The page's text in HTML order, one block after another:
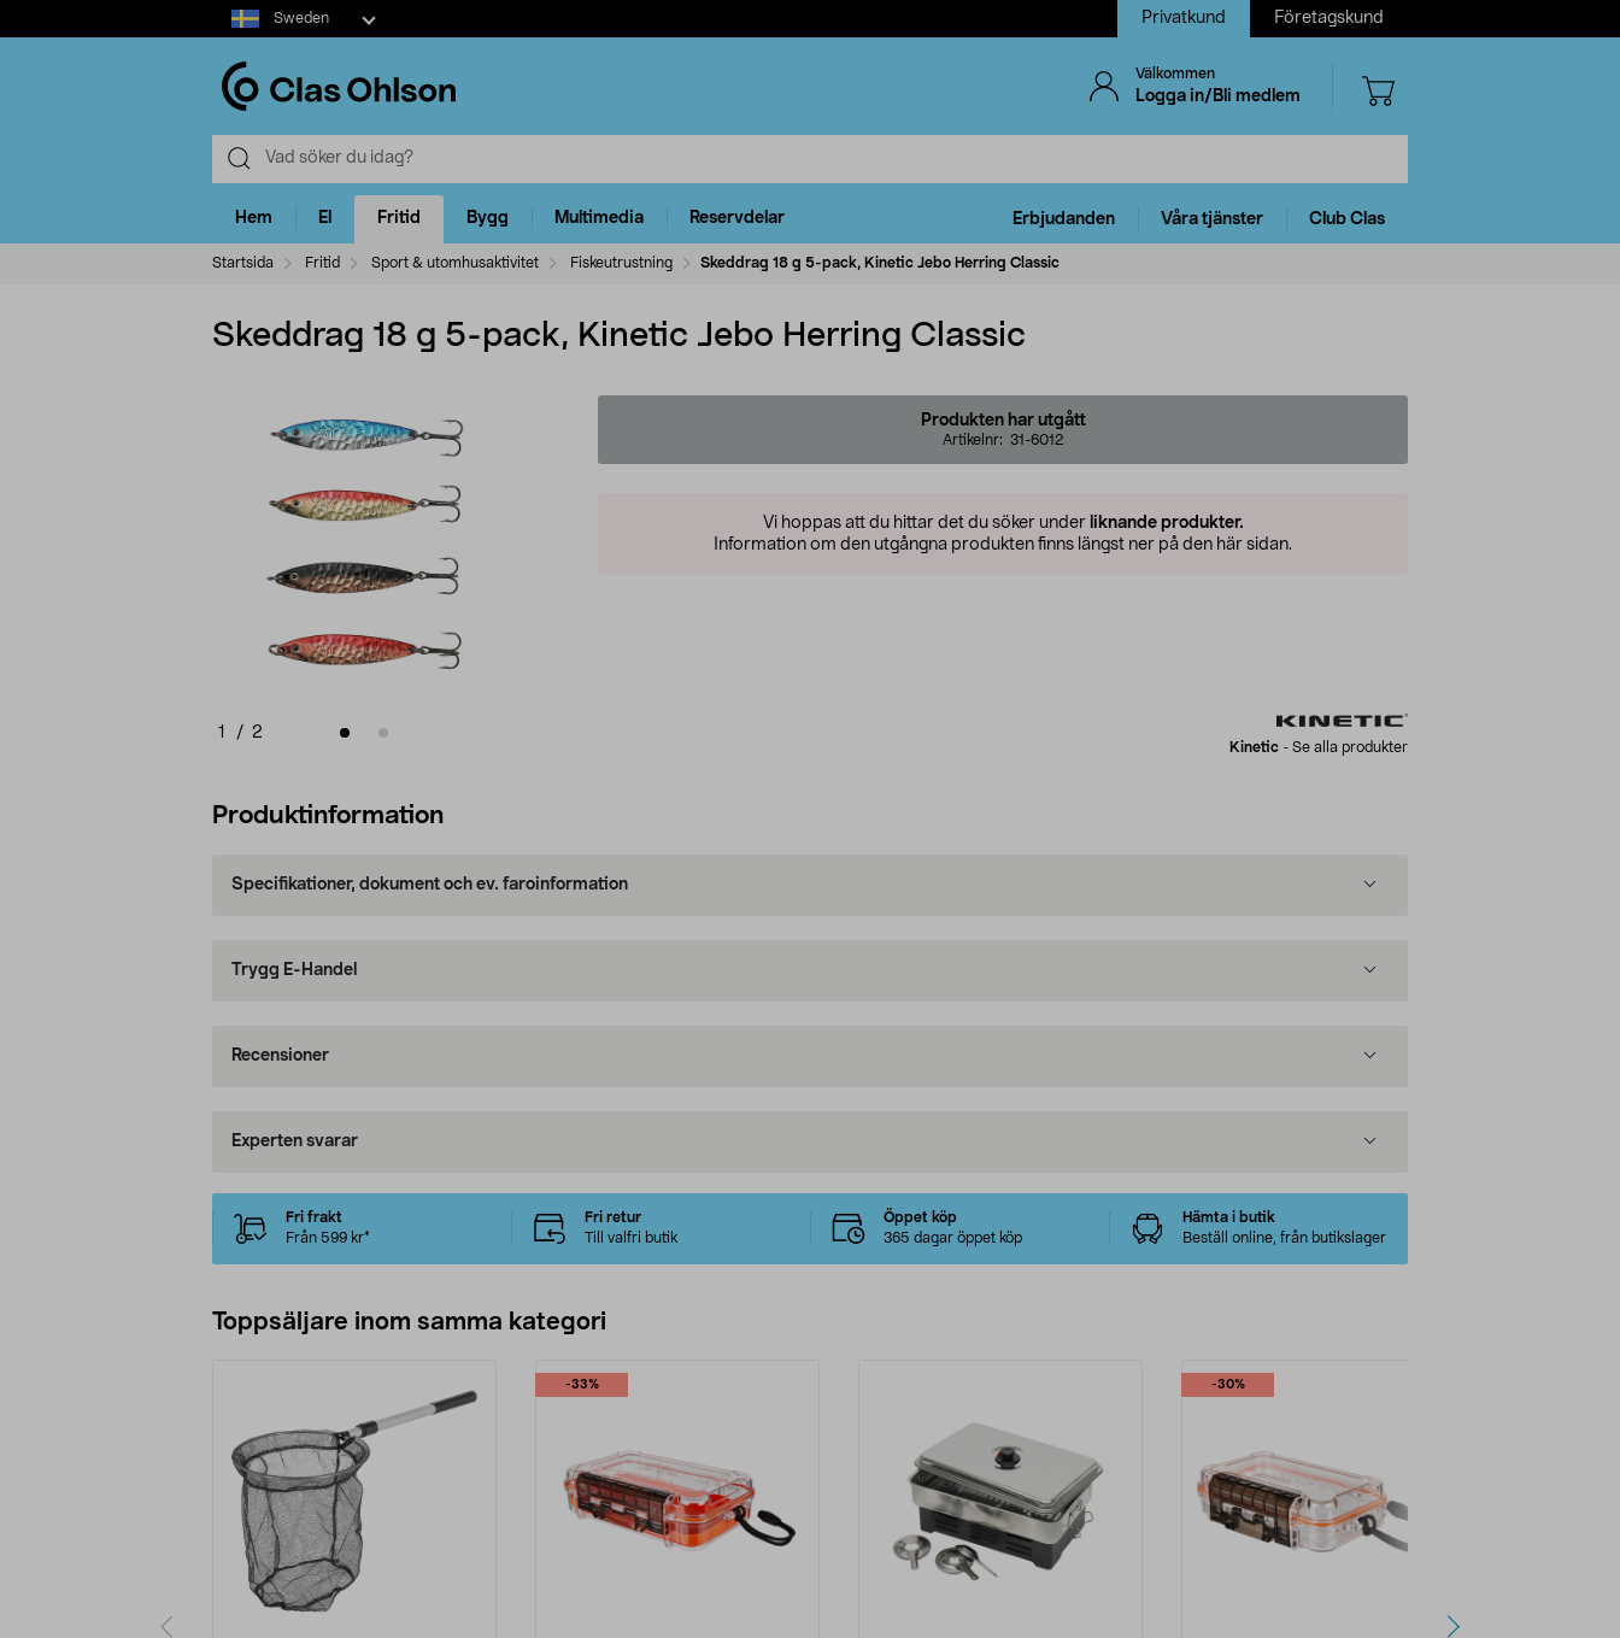
Select
market
Sweden Privatkund Företagskund
Välkommen
Logga in/Bli medlem
Hem El Fritid Bygg Multimedia Reservdelar Erbjudanden Våra tjänster Club Clas
Startsida Fritid Sport & utomhusaktivitet Fiskeutrustning Skeddrag 18 g 5-pack, Kinetic Jebo Herring Classic
Skeddrag 18 g 5-pack, Kinetic Jebo Herring Classic
1 / 2
Produkten har utgått
Artikelnr: 31-6012
Vi hoppas att du hittar det du söker under liknande produkter.
Information om den utgångna produkten finns längst ner på den här sidan.
Kinetic - Se alla produkter
Produktinformation
Specifikationer, dokument och ev. faroinformation
Trygg E-Handel
Recensioner
Experten svarar
Fri frakt
Från 599 kr*
Fri retur
Till valfri butik
Öppet köp
365 dagar öppet köp
Hämta i butik
Beställ online, från butikslager
Toppsäljare inom samma kategori
-33% -30%